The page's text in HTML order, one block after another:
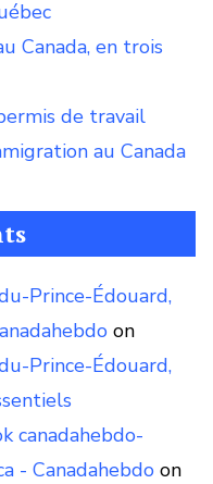
Canada, en trois
de travail
au Canada
Prince-Édouard,
on
Prince-Édouard,
canadahebdo-
- Canadahebdo on